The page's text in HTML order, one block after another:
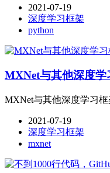
2021-07-19
深度学习框架
python
MXNet与其他深度学
MXNet与其他深度学习
2021-07-19
深度学习框架
mxnet